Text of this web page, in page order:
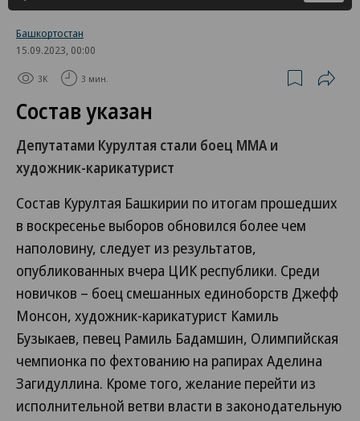
Башкортостан
15.09.2023, 00:00
3K 3 мин.
Состав указан
Депутатами Курултая стали боец ММА и
художник-карикатурист
Состав Курултая Башкирии по итогам прошедших
в воскресенье выборов обновился более чем
наполовину, следует из результатов,
опубликованных вчера ЦИК республики. Среди
новичков – боец смешанных единоборств Джефф
Монсон, художник-карикатурист Камиль
Бузыкаев, певец Рамиль Бадамшин, Олимпийская
чемпионка по фехтованию на рапирах Аделина
Загидуллина. Кроме того, желание перейти из
исполнительной ветви власти в законодательную